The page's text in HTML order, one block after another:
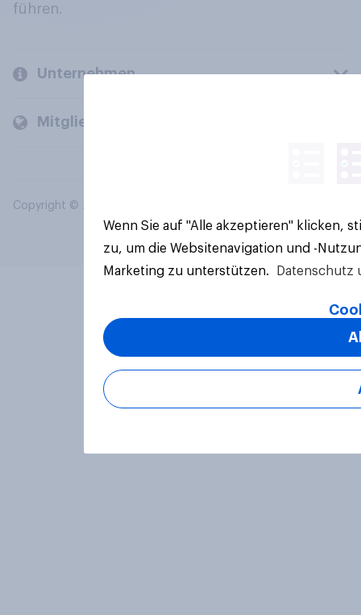
führen.
Unternehmen
Mitglieder und Kunden
Copyright © 2026 YouGov PLC. Alle Rechte vorbehalten.
Wenn Sie auf "Alle akzeptieren" klicken,
zu, um die Websitenavigation und -
Marketing zu unterstützen.
Datenschutz